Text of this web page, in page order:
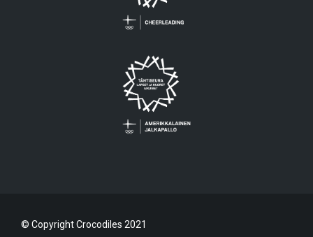
© Copyright Crocodiles 2021